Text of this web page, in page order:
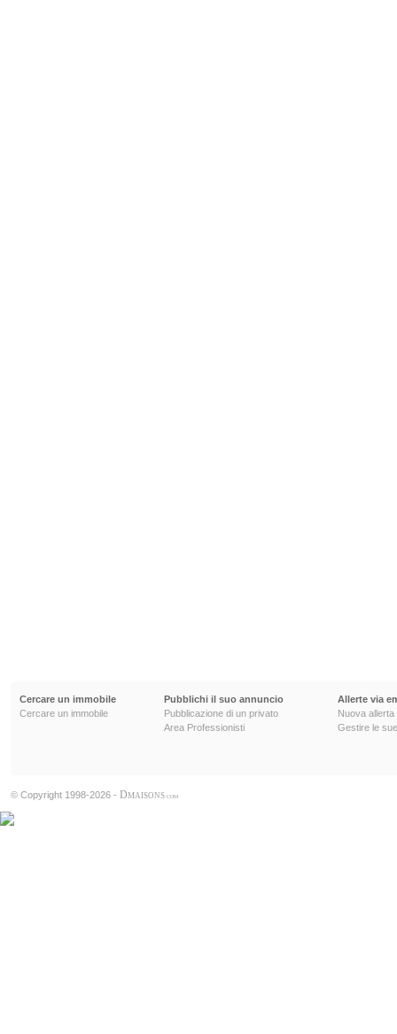
Cercare un immobile
Cercare un immobile
Pubblichi il suo annuncio
Pubblicazione di un privato
Area Professionisti
Allerte via
Nuova allerta
Gestire le
© Copyright 1998-2026 - DMAISONS .COM